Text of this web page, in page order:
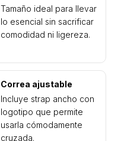
Tamaño ideal para llevar
lo esencial sin sacrificar
comodidad ni ligereza.
Correa ajustable
Incluye strap ancho con
logotipo que permite
usarla cómodamente
cruzada.